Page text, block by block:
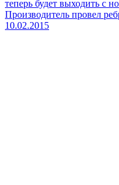
теперь будет выходить с
Производитель провел
10.02.2015